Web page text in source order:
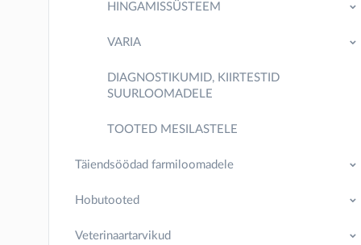
HINGAMISSÜSTEEM
VARIA
DIAGNOSTIKUMID, KIIRTESTID
SUURLOOMADELE
TOOTED MESILASTELE
Täiendsöödad farmiloomadele
Hobutooted
Veterinaartarvikud